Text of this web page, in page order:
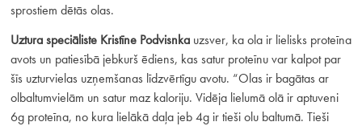
sprostiem dētās olas.
Uztura speciāliste Kristīne Podvisnkauzsver, ka ola ir lielisks proteīna
avots un patiesībā jebkurš ēdiens, kas satur proteīnu var kalpot par
šīs uzturvielas uzņemšanas līdzvērtīgu avotu. “Olas ir bagātas ar
olbaltumvielām un satur maz kaloriju. Vidēja lielumā olā ir aptuveni
6g proteīna, no kura lielākā daļa jeb 4g ir tieši olu baltumā. Tieši